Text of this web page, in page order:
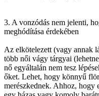
3. A vonzódás nem jelenti,
meghódítása érdekében
Az elkötelezett (vagy annak
több női vágy tárgyai
nő egyáltalán nem tesz
őket. Lehet, hogy könnyű
merészkednek. Ahhoz,